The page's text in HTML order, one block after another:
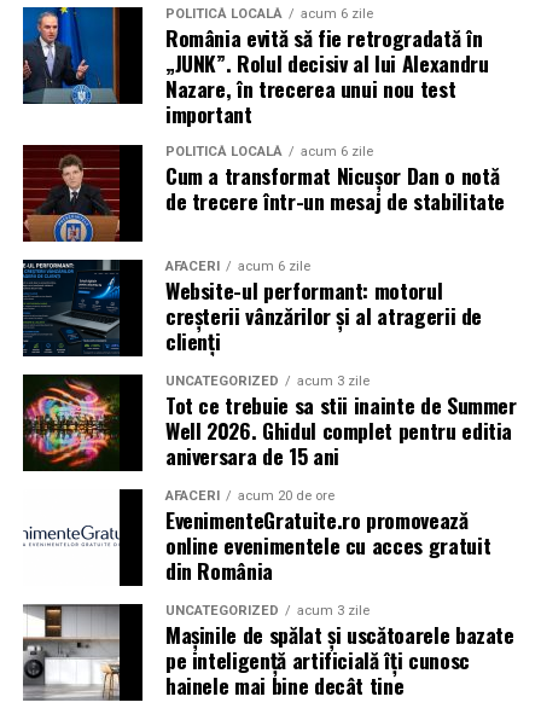
ActoriiVlad Gherman, Oana Gherman și Ioana
Ginghină
vin la întâlnirea cu publicul dinCinema City
Vivo! Pitești pe 17 februarie, de la 18:30și vor
participa la o discuție după proiecție, alături de
Paul Decu.
Caravana„În pielea mea”ajunge laCinema City
Shopping City Ploiești, pe 18 februarie, de la 18:30, la
proiecția specială introdusă de regizorul
alături de actoriiIoana State, Vlad și Oana Gherman,
Azaleea Necula și Gabriel Vatavu.
O comedie actuală și spumoasă, filmul
mea”este distribuit de T.R.I.B.E. Films.
TRAILER:https://bit.ly/InPieleaMea
Site oficial:inpieleamea.ro
Mai multe detalii, imagini de la filmări, fragmente din
film, declarații din partea actorilor și informații despre
concursuri sunt disponibile pe paginile social media ale
filmului deFacebook,Instagram,TikTok
Adrian Pădurețu semnează imaginea filmului. De sunet
s-a ocupat Bogdan Ivanovici, de scenografie Anca
POLITICĂ LOCALĂ acum 6 zile
România evită să fie retrogradată în
„JUNK”. Rolul decisiv al lui Alexandru
Nazare, în trecerea unui nou test
important
POLITICĂ LOCALĂ acum 6 zile
Cum a transformat Nicușor Dan o notă
de trecere într-un mesaj de stabilitate
AFACERI acum 6 zile
Website-ul performant: motorul
creșterii vânzărilor și al atragerii de
clienți
UNCATEGORIZED acum 3 zile
Tot ce trebuie sa stii inainte de Summer
Well 2026. Ghidul complet pentru editia
aniversara de 15 ani
AFACERI acum 20 de ore
EvenimenteGratuite.ro promovează
online evenimentele cu acces gratuit
din România
UNCATEGORIZED acum 3 zile
Mașinile de spălat și uscătoarele bazate
pe inteligență artificială îți cunosc
hainele mai bine decât tine